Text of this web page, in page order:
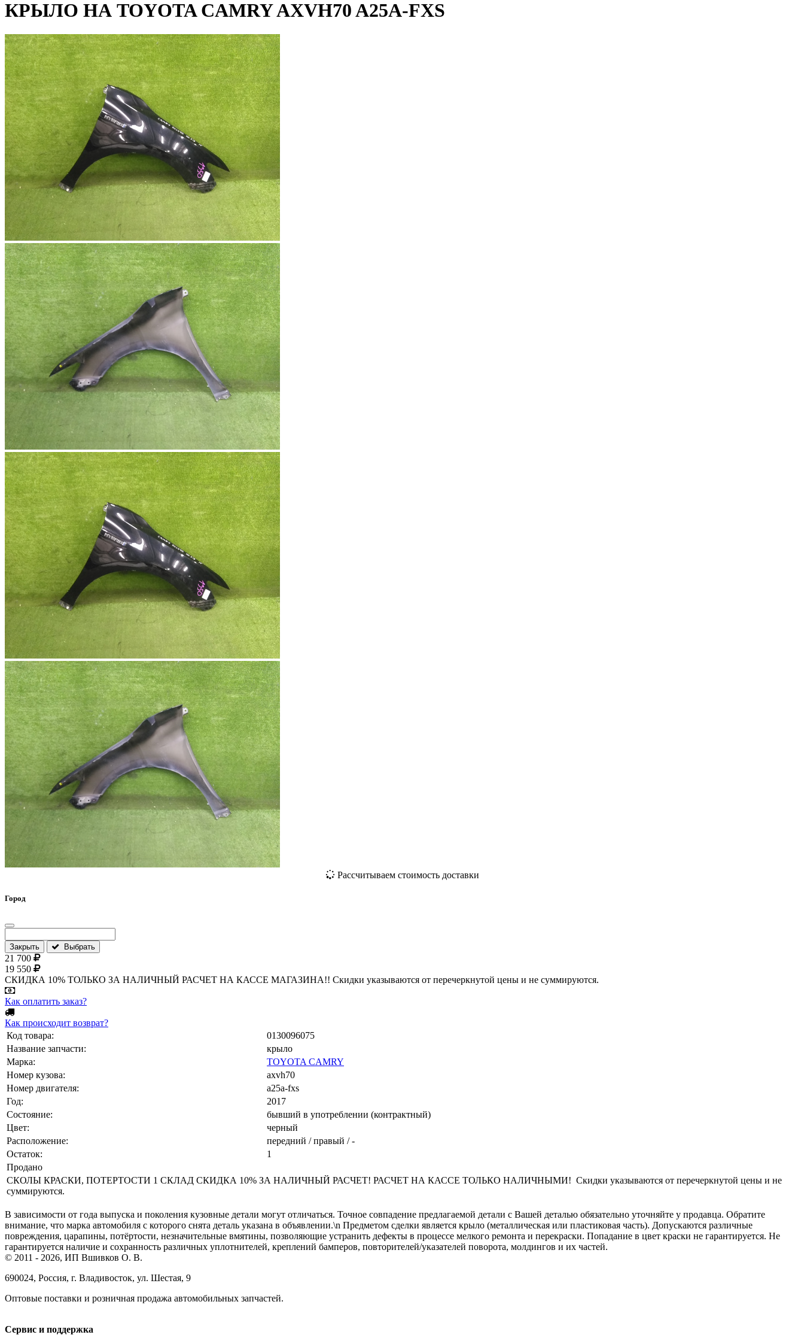
КРЫЛО НА TOYOTA CAMRY AXVH70 A25A-FXS
Рассчитываем стоимость доставки
Город
Закрыть Выбрать
21 700
19 550
СКИДКА 10% ТОЛЬКО ЗА НАЛИЧНЫЙ РАСЧЕТ НА КАССЕ МАГАЗИНА!! Скидки указываются от перечеркнутой цены и не суммируются.
Как оплатить заказ?
Как происходит возврат?
Код товара:
0130096075
Название запчасти:
крыло
Марка:
TOYOTA CAMRY
Номер кузова:
axvh70
Номер двигателя:
a25a-fxs
Год:
2017
Состояние:
бывший в употреблении (контрактный)
Цвет:
черный
Расположение:
передний / правый / -
Остаток:
1
Продано
СКОЛЫ КРАСКИ, ПОТЕРТОСТИ 1 СКЛАД СКИДКА 10% ЗА НАЛИЧНЫЙ РАСЧЕТ! РАСЧЕТ НА КАССЕ ТОЛЬКО НАЛИЧНЫМИ! Скидки указываются от перечеркнутой цены и не
суммируются.
В зависимости от года выпуска и поколения кузовные детали могут отличаться. Точное совпадение предлагаемой детали с Вашей деталью обязательно уточняйте у продавца. Обратите
внимание, что марка автомобиля с которого снята деталь указана в объявлении.\n Предметом сделки является крыло (металлическая или пластиковая часть). Допускаются различные
повреждения, царапины, потёртости, незначительные вмятины, позволяющие устранить дефекты в процессе мелкого ремонта и перекраски. Попадание в цвет краски не гарантируется. Не
гарантируется наличие и сохранность различных уплотнителей, креплений бамперов, повторителей/указателей поворота, молдингов и их частей.
© 2011 - 2026, ИП Вшивков О. В.
690024, Россия, г. Владивосток, ул. Шестая, 9
Оптовые поставки и розничная продажа автомобильных запчастей.
Сервис и поддержка